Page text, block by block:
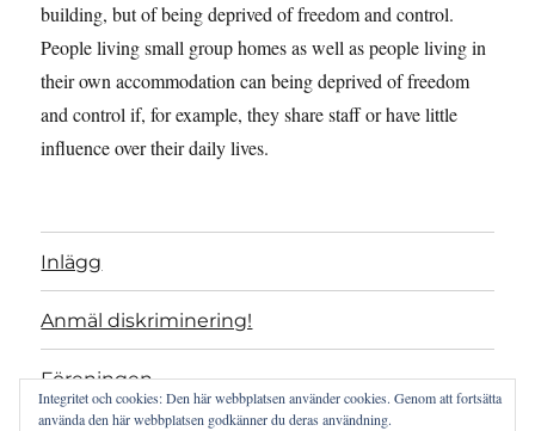
building, but of being deprived of freedom and control.
People living small group homes as well as people living in
their own accommodation can being deprived of freedom
and control if, for example, they share staff or have little
influence over their daily lives.
Inlägg
Anmäl diskriminering!
Föreningen
Integritet och cookies: Den här webbplatsen använder cookies. Genom att fortsätta
använda den här webbplatsen godkänner du deras användning.